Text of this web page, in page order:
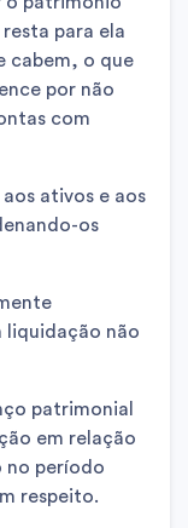
para ela
cabem, o que
por não
com
ativos e aos
os
liquidação não
patrimonial
em relação
no período
respeito.